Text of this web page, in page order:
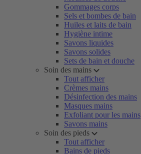
Gommages corps
Sels et bombes de bain
Huiles et laits de bain
Hygiène intime
Savons liquides
Savons solides
Sets de bain et douche
Soin des mains
Tout afficher
Crèmes mains
Désinfection des mains
Masques mains
Exfoliant pour les mains
Savons mains
Soin des pieds
Tout afficher
Bains de pieds